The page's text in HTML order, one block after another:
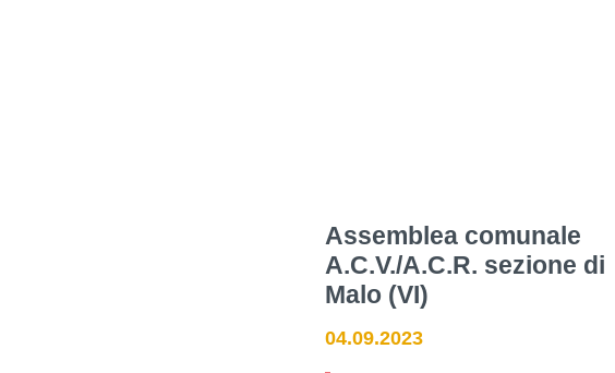
Assemblea comunale
A.C.V./A.C.R. sezione di
Malo (VI)
04.09.2023